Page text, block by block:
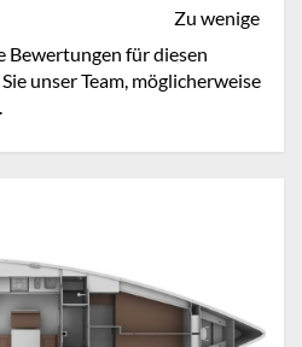
Zu wenige
Bewertungen für diesen
unser Team, möglicherweise